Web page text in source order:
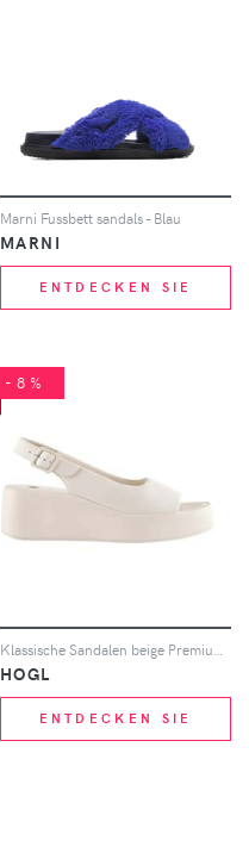
Marni Fussbett sandals - Blau
MARNI
ENTDECKEN SIE
-8%
HOGL
ENTDECKEN SIE